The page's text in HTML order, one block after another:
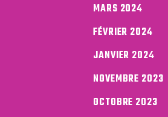
MARS 2024
FÉVRIER 2024
JANVIER 2024
NOVEMBRE 2023
OCTOBRE 2023